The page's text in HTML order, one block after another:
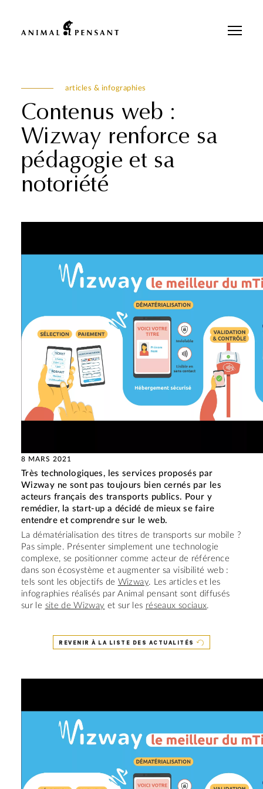
articles & infographies
Contenus web :
Wizway renforce sa
pédagogie et sa
notoriété
8 MARS 2021
Très technologiques, les services proposés par
Wizway ne sont pas toujours bien cernés par les
acteurs français des transports publics. Pour y
remédier, la start-up a décidé de mieux se faire
entendre et comprendre sur le web.
La dématérialisation des titres de transports sur mobile ?
Pas simple. Présenter simplement une technologie
complexe, se positionner comme acteur de référence
dans son écosystème et augmenter sa visibilité web :
tels sont les objectifs de Wizway. Les articles et les
infographies réalisés par Animal pensant sont diffusés
sur le site de Wizway et sur les réseaux sociaux.
REVENIR À LA LISTE DES ACTUALITÉS